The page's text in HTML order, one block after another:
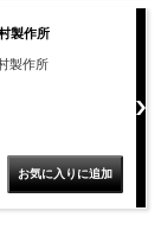
製作所
製作所